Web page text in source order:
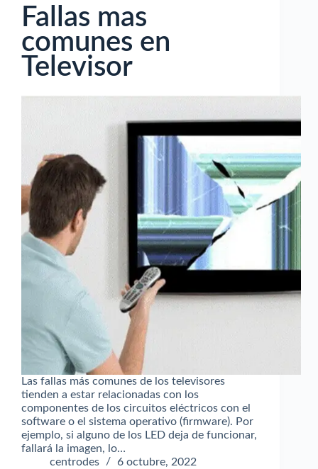
Fallas mas
comunes en
Televisor
Las fallas más comunes de los televisores
tienden a estar relacionadas con los
componentes de los circuitos eléctricos con el
software o el sistema operativo (firmware). Por
ejemplo, si alguno de los LED deja de funcionar,
fallará la imagen, lo…
centrodes
6 octubre, 2022